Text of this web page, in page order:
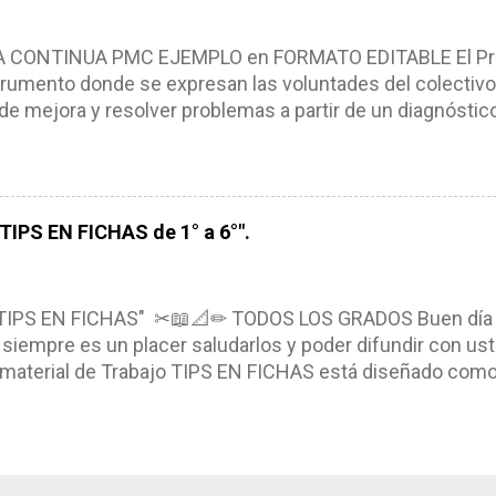
PMC EJEMPLO en FORMATO EDITABLE El
donde se expresan las voluntades del
mejora y resolver problemas a partir de un
de un diagnóstico amplio de las condiciones
CONTINUA *Basarse en un diagnóstico escolar
EN FICHAS de 1° a 6°".
EN FICHAS" ✂📖📐✏ TODOS LOS GRADOS Buen
es un placer saludarlos y poder difundir con
de Trabajo TIPS EN FICHAS está diseñado
Compañeros que el día de hoy nos visitan